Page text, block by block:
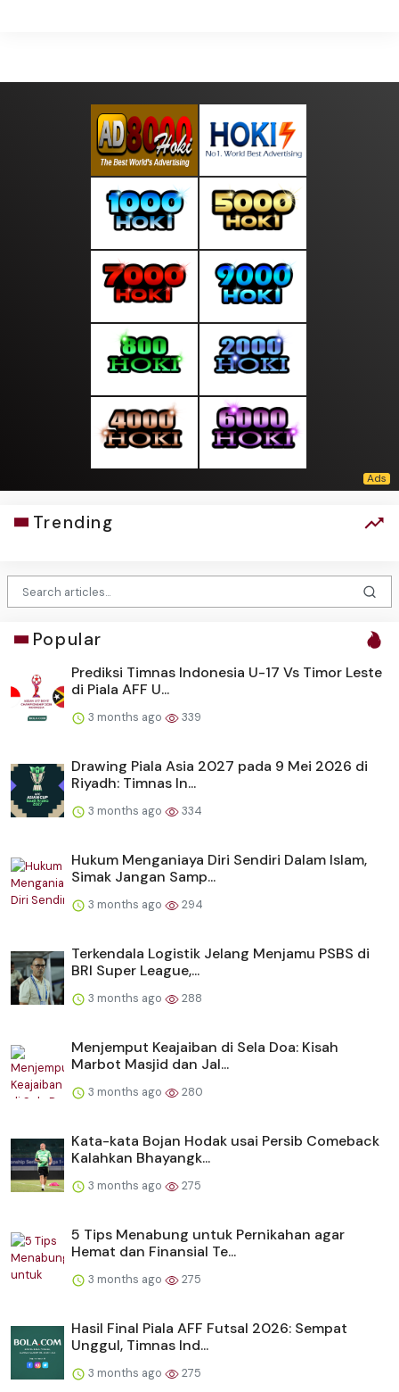
Trending
Popular
Prediksi Timnas Indonesia U-17 Vs Timor Leste
di Piala AFF U...
3 months ago 339
Drawing Piala Asia 2027 pada 9 Mei 2026 di
Riyadh: Timnas In...
3 months ago 334
Hukum Menganiaya Diri Sendiri Dalam Islam,
Simak Jangan Samp...
3 months ago 294
Terkendala Logistik Jelang Menjamu PSBS di
BRI Super League,...
3 months ago 288
Menjemput Keajaiban di Sela Doa: Kisah
Marbot Masjid dan Jal...
3 months ago 280
Kata-kata Bojan Hodak usai Persib Comeback
Kalahkan Bhayangk...
3 months ago 275
5 Tips Menabung untuk Pernikahan agar
Hemat dan Finansial Te...
3 months ago 275
Hasil Final Piala AFF Futsal 2026: Sempat
Unggul, Timnas Ind...
3 months ago 275